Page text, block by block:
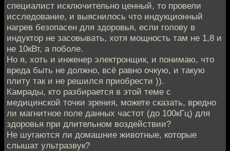
специалист исключительно ценный, то провели
исследование, и выяснилось что индукционный
нагрев безопасен для здоровья, если голову в
индуктор не засовывать, хотя мощность там не 1,8 и
не 10кВт, а поболе.
Но я, хоть и инженер электронщик, и понимаю, что
вреда быть не должно, всё равно очкую, и такую
плиту так и не решился приобрести )).
Камрады, кто разбирается в этой теме с
медицинской точки зрения, можете сказать, вредно
ли магнитное поле данных частот (до 100кГц) для
здоровья при длительном воздействии?
Не шугаются ли домашние животные, которые
слышат ультразвук?